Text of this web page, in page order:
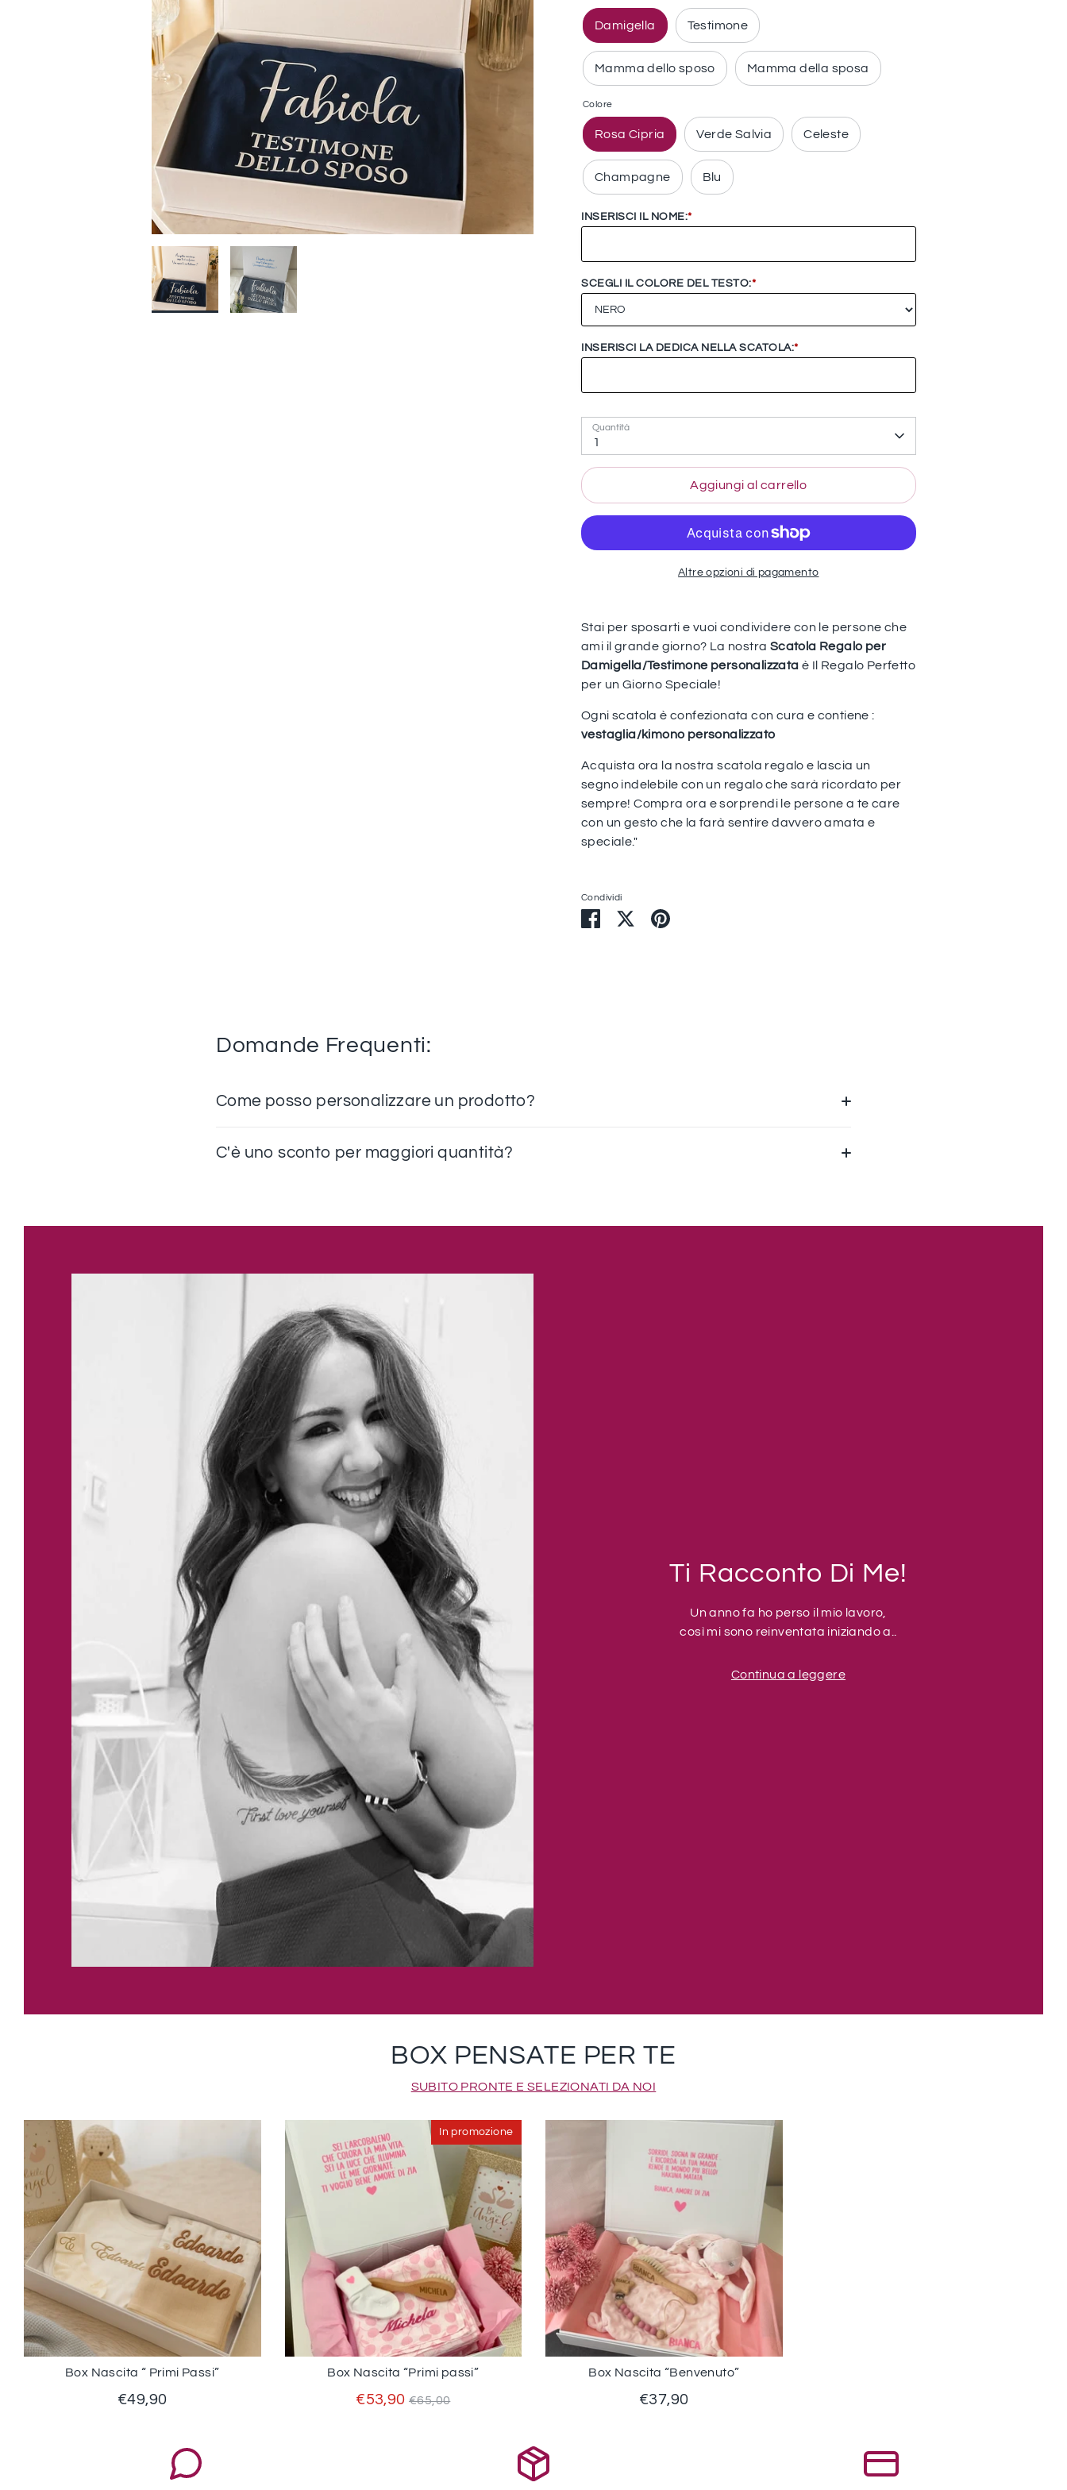
Damigella Testimone
Mamma dello sposo Mamma della sposa
Colore
Rosa Cipria Verde Salvia Celeste
Champagne Blu
INSERISCI IL NOME:*
SCEGLI IL COLORE DEL TESTO:*
INSERISCI LA DEDICA NELLA SCATOLA:*
Quantità
1
Aggiungi al carrello
Altre opzioni di pagamento
Stai per sposarti e vuoi condividere con le persone che
ami il grande giorno? La nostra Scatola Regalo per
Damigella/Testimone personalizzata è Il Regalo Perfetto
per un Giorno Speciale!
Ogni scatola è confezionata con cura e contiene :
vestaglia/kimono personalizzato
Acquista ora la nostra scatola regalo e lascia un
segno indelebile con un regalo che sarà ricordato per
sempre! Compra ora e sorprendi le persone a te care
con un gesto che la farà sentire davvero amata e
speciale."
Condividi
CondividiCondividiCondividi
Domande Frequenti:
Come posso personalizzare un prodotto?
C'è uno sconto per maggiori quantità?
Ti Racconto Di Me!
Un anno fa ho perso il mio lavoro,
così mi sono reinventata iniziando a..
Continua a leggere
BOX PENSATE PER TE
SUBITO PRONTE E SELEZIONATI DA NOI
Box Nascita “ Primi Passi”
€49,90
Box Nascita “Primi passi”
€53,90 Prezzo
€65,00
In promozione
Box Nascita “Benvenuto”
€37,90